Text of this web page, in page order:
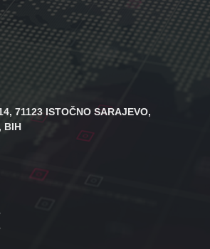
71123 ISTOČNO SARAJEVO,
BIH